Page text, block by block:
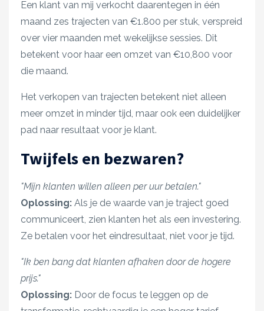
Een klant van mij verkocht daarentegen in één
maand zes trajecten van €1.800 per stuk, verspreid
over vier maanden met wekelijkse sessies. Dit
betekent voor haar een omzet van €10,800 voor
die maand.
Het verkopen van trajecten betekent niet alleen
meer omzet in minder tijd, maar ook een duidelijker
pad naar resultaat voor je klant.
Twijfels en bezwaren?
"Mijn klanten willen alleen per uur betalen."
Oplossing: Als je de waarde van je traject goed
communiceert, zien klanten het als een investering.
Ze betalen voor het eindresultaat, niet voor je tijd.
"Ik ben bang dat klanten afhaken door de hogere
prijs."
Oplossing: Door de focus te leggen op de